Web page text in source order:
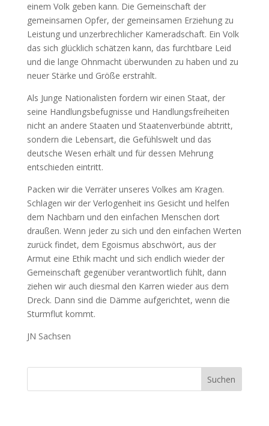
einem Volk geben kann. Die Gemeinschaft der
gemeinsamen Opfer, der gemeinsamen Erziehung zu
Leistung und unzerbrechlicher Kameradschaft. Ein Volk
das sich glücklich schätzen kann, das furchtbare Leid
und die lange Ohnmacht überwunden zu haben und zu
neuer Stärke und Größe erstrahlt.
Als Junge Nationalisten fordern wir einen Staat, der
seine Handlungsbefugnisse und Handlungsfreiheiten
nicht an andere Staaten und Staatenverbünde abtritt,
sondern die Lebensart, die Gefühlswelt und das
deutsche Wesen erhält und für dessen Mehrung
entschieden eintritt.
Packen wir die Verräter unseres Volkes am Kragen.
Schlagen wir der Verlogenheit ins Gesicht und helfen
dem Nachbarn und den einfachen Menschen dort
draußen. Wenn jeder zu sich und den einfachen Werten
zurück findet, dem Egoismus abschwört, aus der
Armut eine Ethik macht und sich endlich wieder der
Gemeinschaft gegenüber verantwortlich fühlt, dann
ziehen wir auch diesmal den Karren wieder aus dem
Dreck. Dann sind die Dämme aufgerichtet, wenn die
Sturmflut kommt.
JN Sachsen